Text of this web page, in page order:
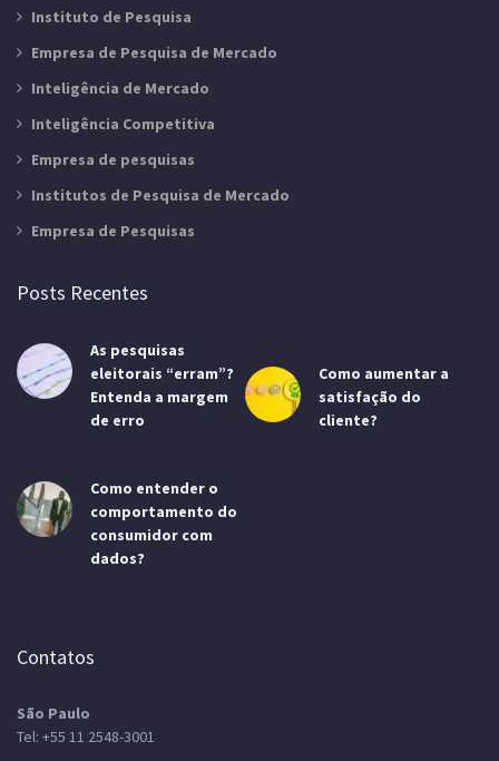
Instituto de Pesquisa
Empresa de Pesquisa de Mercado
Inteligência de Mercado
Inteligência Competitiva
Empresa de pesquisas
Institutos de Pesquisa de Mercado
Empresa de Pesquisas
Posts Recentes
As pesquisas
eleitorais “erram”?
Entenda a margem
de erro
Como aumentar a
satisfação do
cliente?
Como entender o
comportamento do
consumidor com
dados?
Contatos
São Paulo
Tel: +55 11 2548-3001